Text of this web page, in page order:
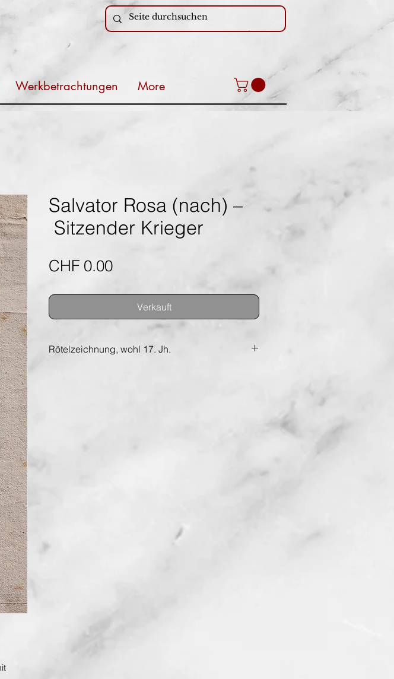
Werkbetrachtungen More
Salvator Rosa (nach) –
Sitzender Krieger
CHF 0.00Preis
Verkauft
Rötelzeichnung, wohl 17. Jh.